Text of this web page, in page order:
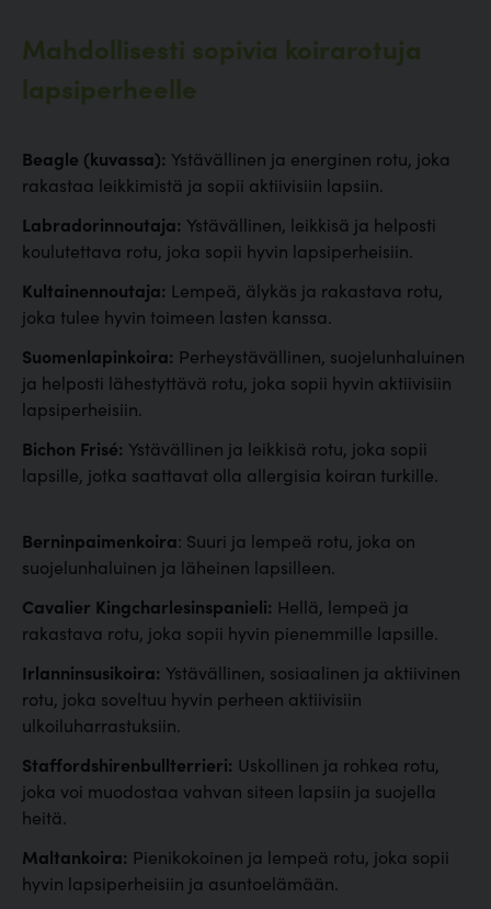
Mahdollisesti sopivia koirarotuja
lapsiperheelle
Beagle (kuvassa): Ystävällinen ja energinen rotu, joka
rakastaa leikkimistä ja sopii aktiivisiin lapsiin.
Labradorinnoutaja: Ystävällinen, leikkisä ja helposti
koulutettava rotu, joka sopii hyvin lapsiperheisiin.
Kultainennoutaja: Lempeä, älykäs ja rakastava rotu,
joka tulee hyvin toimeen lasten kanssa.
Suomenlapinkoira: Perheystävällinen, suojelunhaluinen
ja helposti lähestyttävä rotu, joka sopii hyvin aktiivisiin
lapsiperheisiin.
Bichon Frisé: Ystävällinen ja leikkisä rotu, joka sopii
lapsille, jotka saattavat olla allergisia koiran turkille.
Berninpaimenkoira: Suuri ja lempeä rotu, joka on
suojelunhaluinen ja läheinen lapsilleen.
Cavalier Kingcharlesinspanieli: Hellä, lempeä ja
rakastava rotu, joka sopii hyvin pienemmille lapsille.
Irlanninsusikoira: Ystävällinen, sosiaalinen ja aktiivinen
rotu, joka soveltuu hyvin perheen aktiivisiin
ulkoiluharrastuksiin.
Staffordshirenbullterrieri: Uskollinen ja rohkea rotu,
joka voi muodostaa vahvan siteen lapsiin ja suojella
heitä.
Maltankoira: Pienikokoinen ja lempeä rotu, joka sopii
hyvin lapsiperheisiin ja asuntoelämään.